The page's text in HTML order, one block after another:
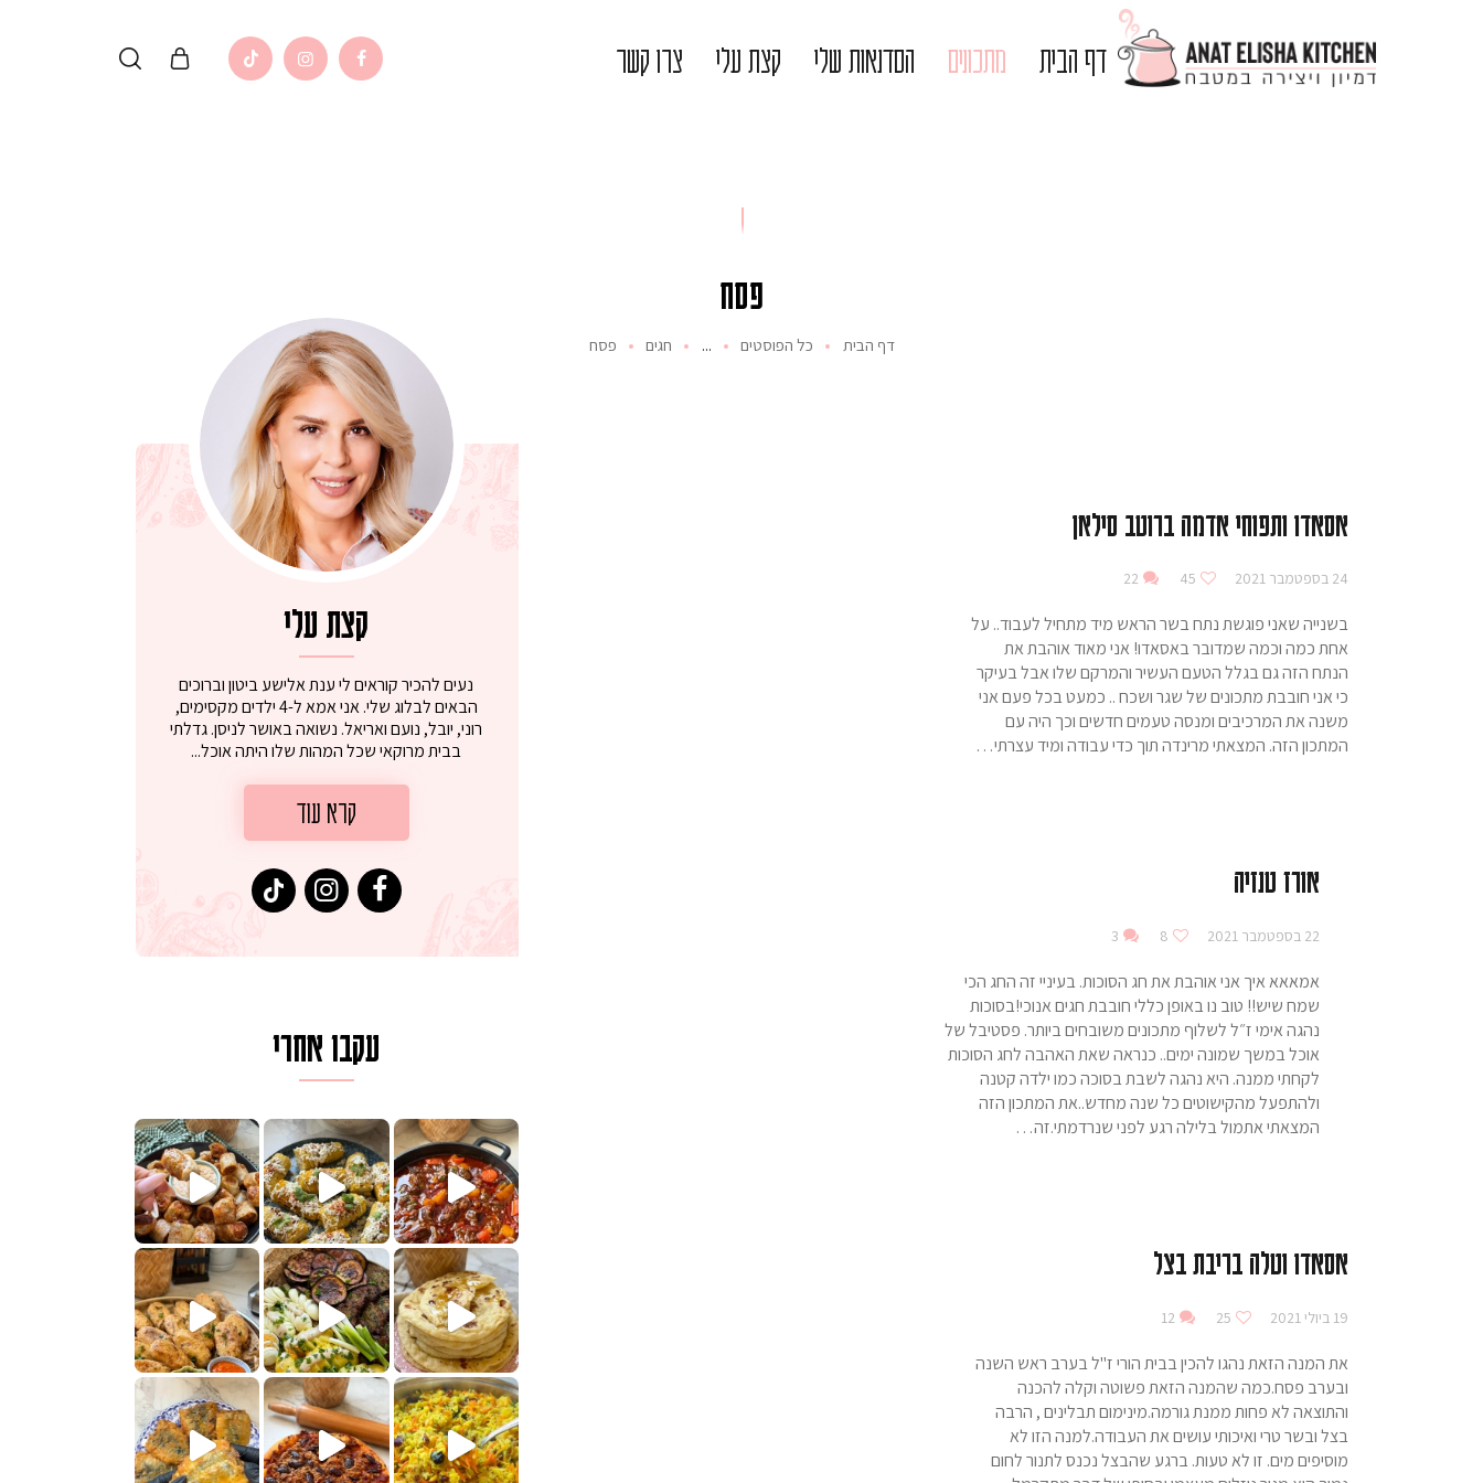
דף הבית מתכונים הסדנאות שלי קצת עלי צרו קשר
פסח
דף הבית כל הפוסטים ... חגים פסח
אסאדו ותפוחי אדמה ברוטב סילאן
24 בספטמבר 2021 45
22
בשנייה שאני פוגשת נתח בשר הראש מיד מתחיל לעבוד.. על
אחת כמה וכמה שמדובר באסאדו! אני מאוד אוהבת את
הנתח הזה גם בגלל הטעם העשיר והמרקם שלו אבל בעיקר
כי אני חובבת מתכונים של שגר ושכח .. כמעט בכל פעם אני
משנה את המרכיבים ומנסה טעמים חדשים וכך היה עם
המתכון הזה. המצאתי מרינדה תוך כדי עבודה ומיד עצרתי…
אורז טנזיה
22 בספטמבר 2021 8
3
אמאאא איך אני אוהבת את חג הסוכות. בעיניי זה החג הכי
שמח שיש!! טוב נו באופן כללי חובבת חגים אנוכי!בסוכות
נהגה אימי ז״ל לשלוף מתכונים משובחים ביותר. פסטיבל של
אוכל במשך שמונה ימים.. כנראה שאת האהבה לחג הסוכות
לקחתי ממנה. היא נהגה לשבת בסוכה כמו ילדה קטנה
ולהתפעל מהקישוטים כל שנה מחדש..את המתכון הזה
המצאתי אתמול בלילה רגע לפני שנרדמתי.זה…
אסאדו וטלה בריבת בצל
19 ביולי 2021 25
12
את המנה הזאת נהגו להכין בבית הורי ז"ל בערב ראש השנה
ובערב פסח.כמה שהמנה הזאת פשוטה וקלה להכנה
והתוצאה לא פחות ממנת גורמה.מינימום תבלינים , הרבה
בצל ובשר טרי ואיכותי עושים את העבודה.למנה הזו לא
מוסיפים מים. זו לא טעות. ברגע שהבצל נכנס לתנור לחום
קצת עלי
נעים להכיר קוראים לי ענת אלישע ביטון וברוכים
הבאים לבלוג שלי. אני אמא ל-4 ילדים מקסימים,
רוני, יובל, נועם ואריאל. נשואה באושר לניסן. גדלתי
בבית מרוקאי שכל המהות שלו היתה אוכל...
קרא עוד
עקבו אחרי
. גולש המר
קלחי תירס צרובים על מחבת עם גבינה בולגרית מעודנת מ
נשנושי פרגיות קריספיים ממכרים שמכינים בכמה דקות עב
לחם מחבת שהוא שילוב של מופלטה וספינז׳, רעיון מעולאז מה בשבילכם? בפ
פסטל טוניסאי לתשעת הימים, חשבתי מה לחדש לכם ונראה
למתכון
פיצה של תשעת הימים ולמה היא נקראת ככה? ההסבר בסרטו
מז׳ווז׳ין או בתרגום לעברית, מחותניםמתכון ראש